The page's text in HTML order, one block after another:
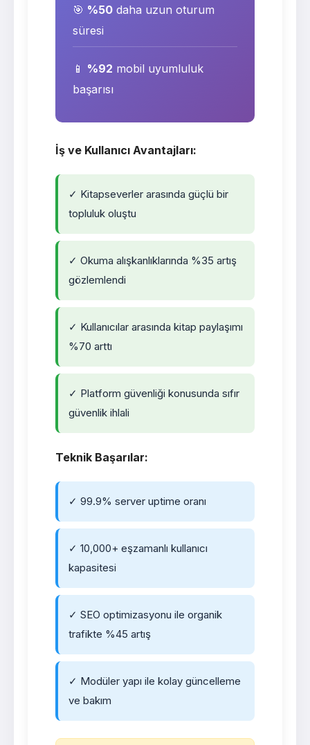
🎯 %50 daha uzun oturum
süresi
📱 %92 mobil uyumluluk
başarısı
İş ve Kullanıcı Avantajları:
✓ Kitapseverler arasında güçlü bir
topluluk oluştu
✓ Okuma alışkanlıklarında %35 artış
gözlemlendi
✓ Kullanıcılar arasında kitap paylaşımı
%70 arttı
✓ Platform güvenliği konusunda sıfır
güvenlik ihlali
Teknik Başarılar:
✓ 99.9% server uptime oranı
✓ 10,000+ eşzamanlı kullanıcı
kapasitesi
✓ SEO optimizasyonu ile organik
trafikte %45 artış
✓ Modüler yapı ile kolay güncelleme
ve bakım